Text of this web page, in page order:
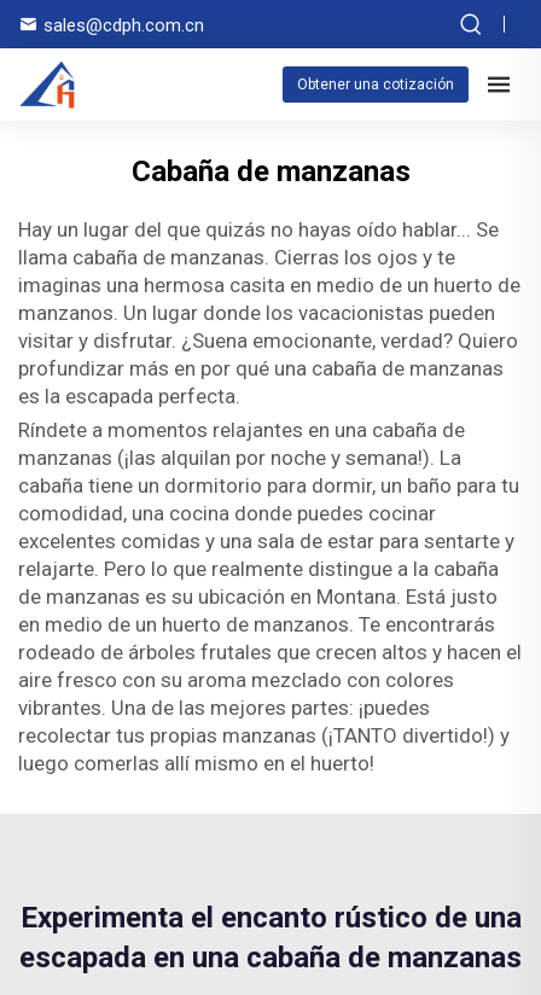
sales@cdph.com.cn
Obtener una cotización
Cabaña de manzanas
Hay un lugar del que quizás no hayas oído hablar... Se
llama cabaña de manzanas. Cierras los ojos y te
imaginas una hermosa casita en medio de un huerto de
manzanos. Un lugar donde los vacacionistas pueden
visitar y disfrutar. ¿Suena emocionante, verdad? Quiero
profundizar más en por qué una cabaña de manzanas
es la escapada perfecta.
Ríndete a momentos relajantes en una cabaña de
manzanas (¡las alquilan por noche y semana!). La
cabaña tiene un dormitorio para dormir, un baño para tu
comodidad, una cocina donde puedes cocinar
excelentes comidas y una sala de estar para sentarte y
relajarte. Pero lo que realmente distingue a la cabaña
de manzanas es su ubicación en Montana. Está justo
en medio de un huerto de manzanos. Te encontrarás
rodeado de árboles frutales que crecen altos y hacen el
aire fresco con su aroma mezclado con colores
vibrantes. Una de las mejores partes: ¡puedes
recolectar tus propias manzanas (¡TANTO divertido!) y
luego comerlas allí mismo en el huerto!
Experimenta el encanto rústico de una
escapada en una cabaña de manzanas